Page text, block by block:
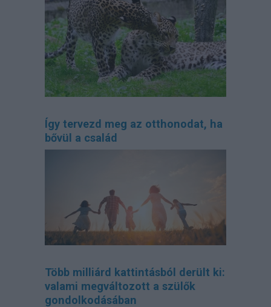
Így tervezd meg az otthonodat, ha
bővül a család
Több milliárd kattintásból derült ki:
valami megváltozott a szülők
gondolkodásában